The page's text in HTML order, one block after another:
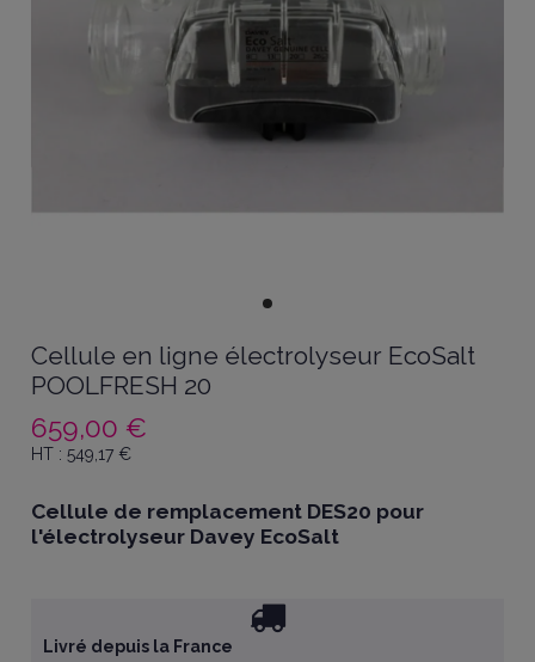
Cellule en ligne électrolyseur EcoSalt
POOLFRESH 20
659,00 €
HT : 549,17€
Cellule de remplacement DES20 pour
l'électrolyseur Davey EcoSalt
Livré depuis la France